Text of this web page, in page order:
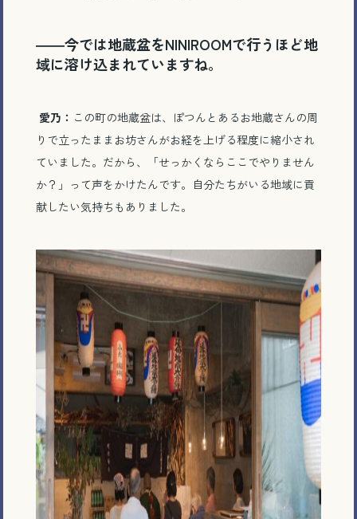
電話で相談する
――今では地蔵盆をNINIROOMで行うほど地
域に溶け込まれていますね。
愛乃： この町の地蔵盆は、ぽつんとあるお地蔵さんの周
りで立ったままお坊さんがお経を上げる程度に縮小され
ていました。だから、「せっかくならここでやりません
か？」って声をかけたんです。自分たちがいる地域に貢
献したい気持ちもありました。